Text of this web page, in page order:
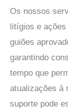
Os nossos
litígios e
guiões
garantindo
tempo que
atualizações à
suporte pode